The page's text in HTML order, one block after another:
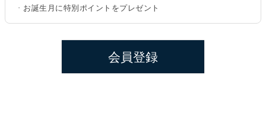
・ お誕生月に特別ポイントをプレゼント
会員登録